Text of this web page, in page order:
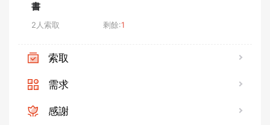
書
2人索取 剩餘:1
索取
需求
感謝